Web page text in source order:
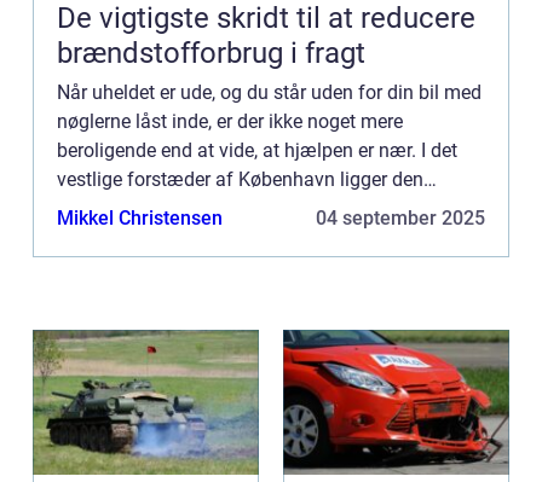
De vigtigste skridt til at reducere
brændstofforbrug i fragt
Når uheldet er ude, og du står uden for din bil med
nøglerne låst inde, er der ikke noget mere
beroligende end at vide, at hjælpen er nær. I det
vestlige forstæder af København ligger den
mindre by R&...
Mikkel Christensen 04 september 2025